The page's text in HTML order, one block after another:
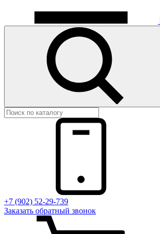
+7 (902) 52-29-739
Заказать обратный звонок